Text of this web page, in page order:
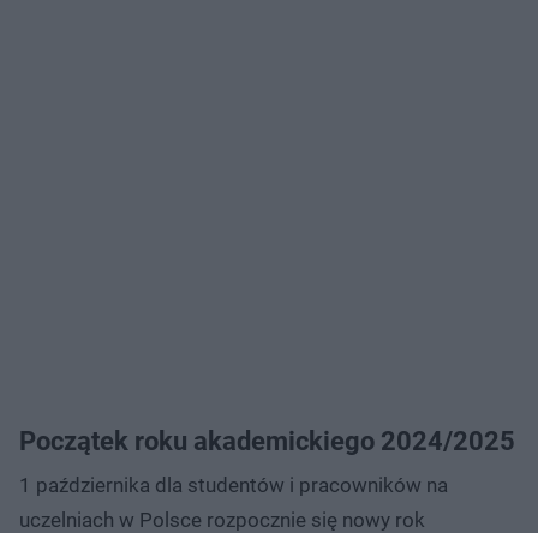
Początek roku akademickiego 2024/2025
1 października dla studentów i pracowników na
uczelniach w Polsce rozpocznie się nowy rok